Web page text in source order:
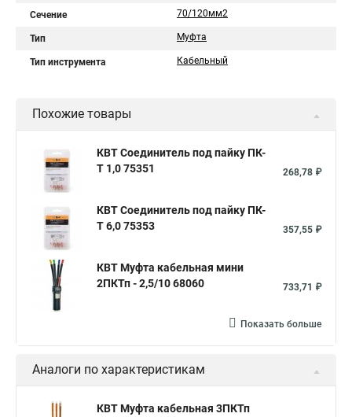
Сечение 70/120мм2
Тип Муфта
Тип инструмента Кабельный
Похожие товары
КВТ Соединитель под пайку ПК-
Т 1,0 75351
268,78 ₽
КВТ Соединитель под пайку ПК-
Т 6,0 75353
357,55 ₽
КВТ Муфта кабельная мини
2ПКТп - 2,5/10 68060
733,71 ₽
Показать больше
Аналоги по характеристикам
КВТ Муфта кабельная 3ПКТп